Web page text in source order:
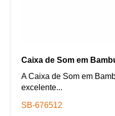
Caixa de Som em
A Caixa de Som em
excelente...
SB-676512